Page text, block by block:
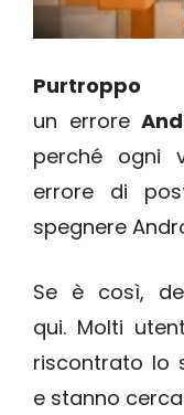
un errore
perché ogni
errore di
spegnere
Se è così,
qui. Molti
riscontrato lo
e stanno